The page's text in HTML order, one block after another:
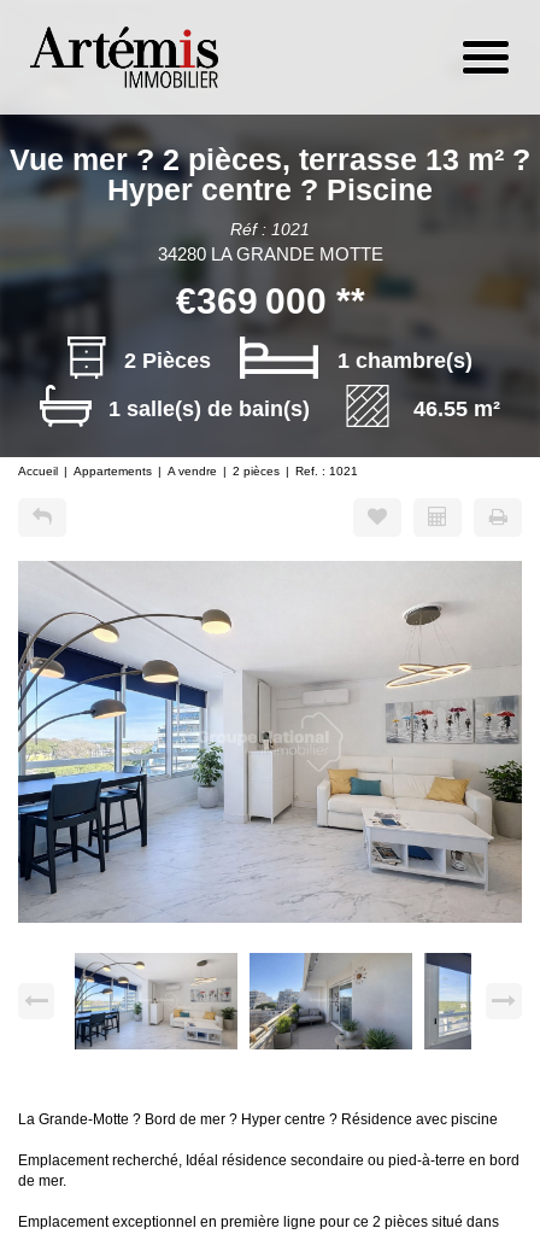
Vue mer ? 2 pièces, terrasse 13 m² ?
Hyper centre ? Piscine
Réf : 1021
34280 LA GRANDE MOTTE
€369 000 **
2 Pièces
1 chambre(s)
1 salle(s) de bain(s)
46.55 m²
Accueil Appartements A vendre 2 pièces Ref. : 1021
La Grande-Motte ? Bord de mer ? Hyper centre ? Résidence avec piscine
Emplacement recherché, Idéal résidence secondaire ou pied-à-terre en bord
de mer.
Emplacement exceptionnel en première ligne pour ce 2 pièces situé dans